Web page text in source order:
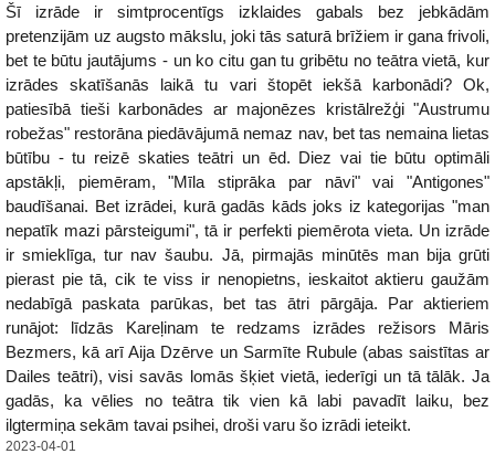
Šī izrāde ir simtprocentīgs izklaides gabals bez jebkādām
pretenzijām uz augsto mākslu, joki tās saturā brīžiem ir gana frivoli,
bet te būtu jautājums - un ko citu gan tu gribētu no teātra vietā, kur
izrādes skatīšanās laikā tu vari štopēt iekšā karbonādi? Ok,
patiesībā tieši karbonādes ar majonēzes kristālrežģi "Austrumu
robežas" restorāna piedāvājumā nemaz nav, bet tas nemaina lietas
būtību - tu reizē skaties teātri un ēd. Diez vai tie būtu optimāli
apstākļi, piemēram, "Mīla stiprāka par nāvi" vai "Antigones"
baudīšanai. Bet izrādei, kurā gadās kāds joks iz kategorijas "man
nepatīk mazi pārsteigumi", tā ir perfekti piemērota vieta. Un izrāde
ir smieklīga, tur nav šaubu. Jā, pirmajās minūtēs man bija grūti
pierast pie tā, cik te viss ir nenopietns, ieskaitot aktieru gaužām
nedabīgā paskata parūkas, bet tas ātri pārgāja. Par aktieriem
runājot: līdzās Kareļinam te redzams izrādes režisors Māris
Bezmers, kā arī Aija Dzērve un Sarmīte Rubule (abas saistītas ar
Dailes teātri), visi savās lomās šķiet vietā, iederīgi un tā tālāk. Ja
gadās, ka vēlies no teātra tik vien kā labi pavadīt laiku, bez
ilgtermiņa sekām tavai psihei, droši varu šo izrādi ieteikt.
2023-04-01